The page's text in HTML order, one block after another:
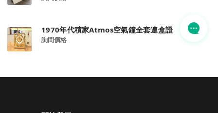
1970年代積家Atmos空氣鐘全套連盒證
詢問價格